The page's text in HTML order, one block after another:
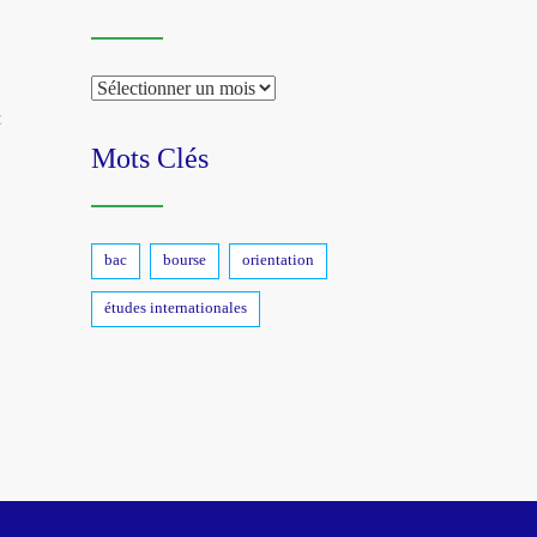
Archive
Mots Clés
bac bourse orientation
études internationales